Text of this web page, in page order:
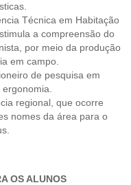
Técnica em Habitação
a compreensão do
por meio da produção
em campo.
de pesquisa em
regional, que ocorre
nomes da área para o
OS ALUNOS